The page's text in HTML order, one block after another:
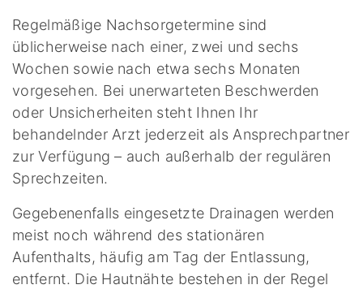
Regelmäßige Nachsorgetermine sind
üblicherweise nach einer, zwei und sechs
Wochen sowie nach etwa sechs Monaten
vorgesehen. Bei unerwarteten Beschwerden
oder Unsicherheiten steht Ihnen Ihr
behandelnder Arzt jederzeit als Ansprechpartner
zur Verfügung – auch außerhalb der regulären
Sprechzeiten.
Gegebenenfalls eingesetzte Drainagen werden
meist noch während des stationären
Aufenthalts, häufig am Tag der Entlassung,
entfernt. Die Hautnähte bestehen in der Regel